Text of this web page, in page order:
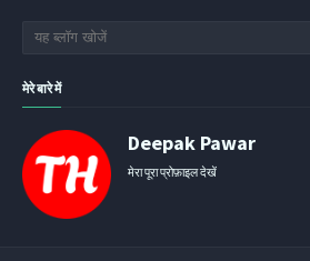
मेरे बारे में
Deepak Pawar
मेरा पूरा प्रोफ़ाइल देखें